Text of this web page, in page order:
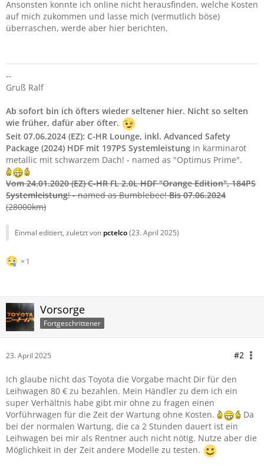
Ansonsten konnte ich online nicht herausfinden, welche Kosten
auf mich zukommen und lasse mich (vermutlich böse)
überraschen, werde aber hier berichten.
--
Gruß Ralf
Ab sofort bin ich öfters wieder seltener hier. Nicht so selten
wie früher, dafür aber öfter.
Seit 07.06.2024 (EZ): C-HR Lounge, inkl. Advanced Safety
Package (2024) HDF mit 197PS Systemleistung in karminarot
metallic mit schwarzem Dach! - named as "Optimus Prime".
Vom 24.01.2020 (EZ) C-HR FL 2.0L HDF "Orange Edition", 184PS
Systemleistung! - named as Bumblebee!Bis 07.06.2024
(28000km)
Einmal editiert, zuletzt von pctelco(23. April 2025)
1
Vorsorge
Fortgeschrittener
23. April 2025 #2
Ich glaube nicht das Toyota die Vorgabe macht Dir für den
Leihwagen 80 € zu bezahlen. Mein Händler zu dem ich ein
super Verhältnis habe gibt mir ohne zu fragen einen
Vorführwagen für die Zeit der Wartung ohne Kosten.
Da
bei der normalen Wartung, die ca 2 Stunden dauert ist ein
Leihwagen bei mir als Rentner auch nicht nötig. Nutze aber die
Möglichkeit in der Zeit andere Modelle zu testen.